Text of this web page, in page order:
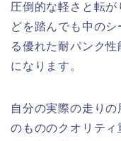
圧倒的な軽さと転
どを踏んでも中の
る優れた耐パンク
になります。
自分の実際の走り
のもののクオリテ